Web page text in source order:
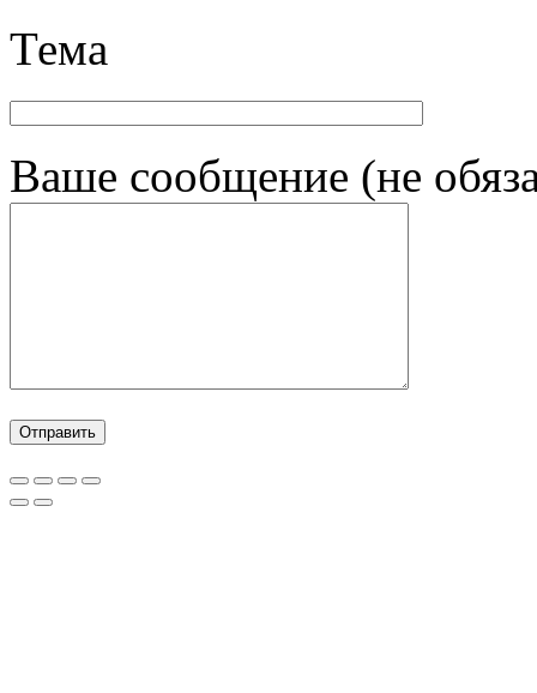
Тема
Ваше сообщение (не